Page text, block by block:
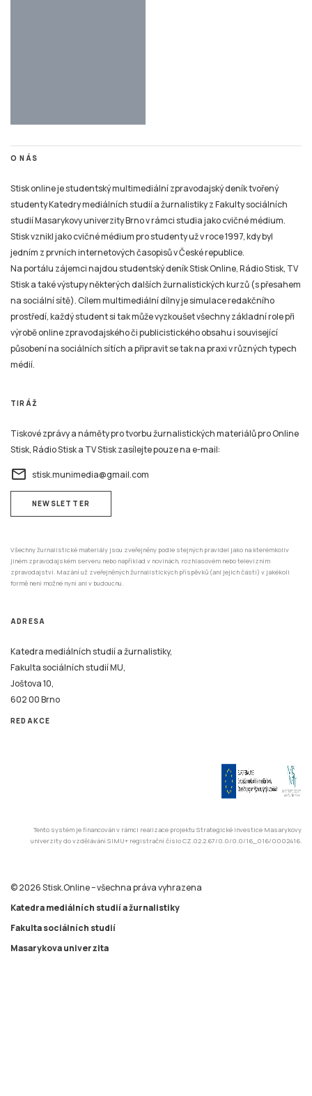
O NÁS
Stisk online je studentský multimediální zpravodajský deník tvořený
studií Masarykovy univerzity Brno v rámci studia jako cvičné médium.
Stisk vznikl jako cvičné médium pro studenty už v roce 1997, kdy byl
jedním z prvních internetových časopisů v České republice.
Na portálu zájemci najdou studentský deník Stisk Online, Rádio Stisk, TV
Stisk a také výstupy některých dalších žurnalistických kurzů (s přesahem
na sociální sítě). Cílem multimediální dílny je simulace redakčního
prostředí, každý student si tak může vyzkoušet všechny základní role při
výrobě online zpravodajského či publicistického obsahu i související
působení na sociálních sítích a připravit se tak na praxi v různých typech
médií.
TIRÁŽ
Tiskové zprávy a náměty pro tvorbu žurnalistických materiálů pro Online
email stisk.munimedia@gmail.com
NEWSLETTER
Všechny žurnalistické materiály jsou zveřejněny podle stejných pravidel jako na kterémkoliv
formě není možné nyní ani v budoucnu.
ADRESA
Katedra mediálních studií a žurnalistiky,
Joštova 10,
602 00 Brno
REDAKCE
Tento systém je financován v rámci realizace projektu Strategické investice Masarykovy
Fakulta sociálních studií
Masarykova univerzita